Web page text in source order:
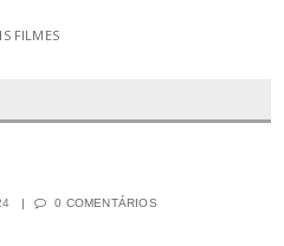
FILMES
0 COMENTÁRIOS